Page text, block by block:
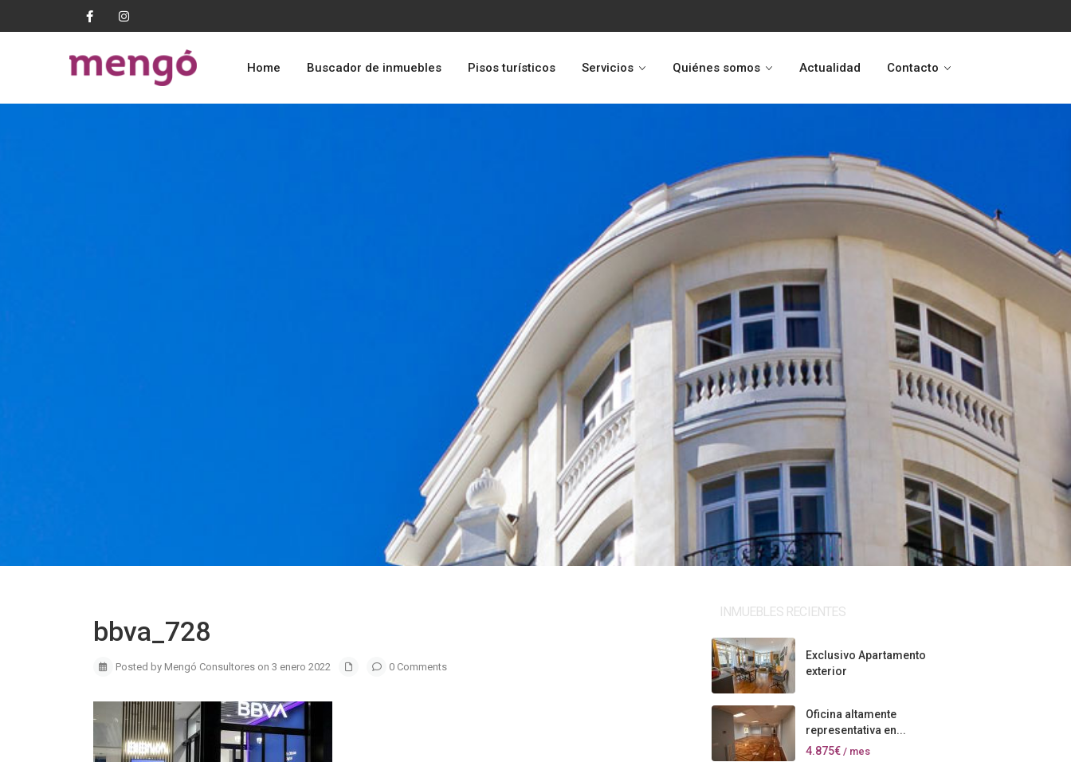
Home Buscador de inmuebles Pisos turísticos Servicios Quiénes somos Actualidad Contacto
bbva_728
Posted by Mengó Consultores on 3 enero 2022 0 Comments
INMUEBLES RECIENTES
Exclusivo Apartamento
exterior
Oficina altamente
representativa en...
4.875€ / mes